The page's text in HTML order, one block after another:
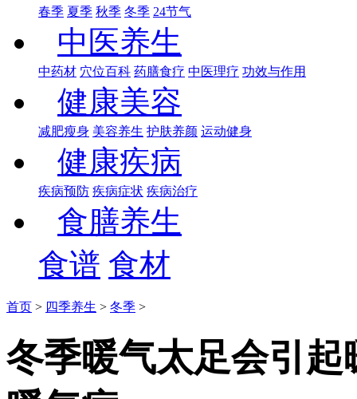
春季 夏季 秋季 冬季 24节气
中医养生
中药材 穴位百科 药膳食疗 中医理疗 功效与作用
健康美容
减肥瘦身 美容养生 护肤养颜 运动健身
健康疾病
疾病预防 疾病症状 疾病治疗
食膳养生
食谱 食材
首页 > 四季养生 > 冬季 >
冬季暖气太足会引